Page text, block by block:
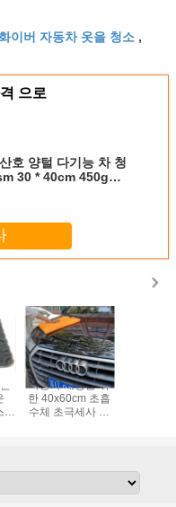
이버 자동차 옷을 청소 ,
으로
호 양털 다기능 차 청
30 * 40cm 450gsm
트
자동차 세정을 위
한 40x60cm 초흡
수체 초극세사 테